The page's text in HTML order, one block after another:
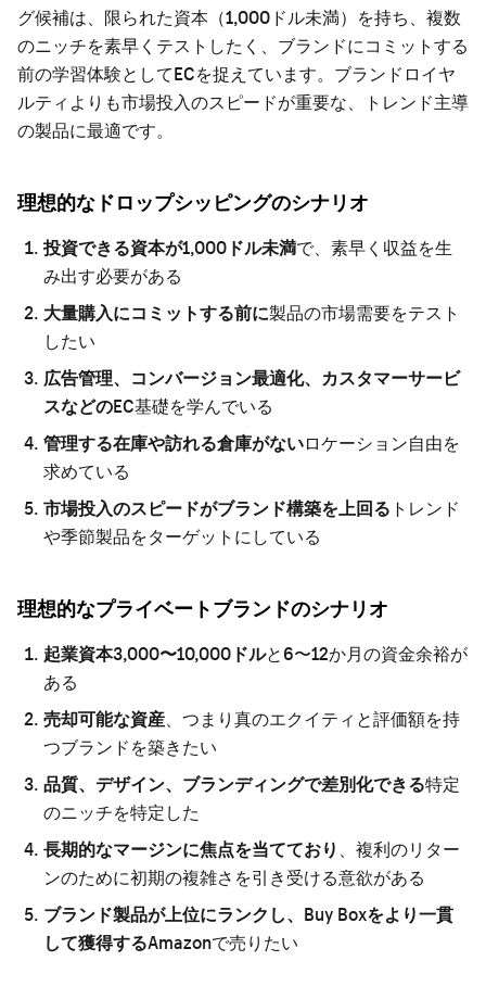
グ候補は、限られた資本（1,000ドル未満）を持ち、複数
のニッチを素早くテストしたく、ブランドにコミットする
前の学習体験としてECを捉えています。ブランドロイヤ
ルティよりも市場投入のスピードが重要な、トレンド主導
の製品に最適です。
理想的なドロップシッピングのシナリオ
投資できる資本が1,000ドル未満で、素早く収益を生
み出す必要がある
大量購入にコミットする前に製品の市場需要をテスト
したい
広告管理、コンバージョン最適化、カスタマーサービ
スなどのEC基礎を学んでいる
管理する在庫や訪れる倉庫がないロケーション自由を
求めている
市場投入のスピードがブランド構築を上回る トレンド
や季節製品をターゲットにしている
理想的なプライベートブランドのシナリオ
起業資本3,000〜10,000ドルと6〜12か月の資金余裕が
ある
売却可能な資産 、つまり真のエクイティと評価額を持
つブランドを築きたい
品質、デザイン、ブランディングで差別化できる特定
のニッチを特定した
長期的なマージンに焦点を当てており
、複利のリター
ンのために初期の複雑さを引き受ける意欲がある
ブランド製品が上位にランクし、Buy Boxをより一貫
して獲得するAmazonで売りたい